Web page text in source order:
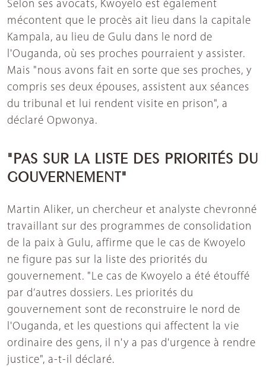
Selon ses avocats, Kwoyelo est également
mécontent que le procès ait lieu dans la capitale
Kampala, au lieu de Gulu dans le nord de
l'Ouganda, où ses proches pourraient y assister.
Mais "nous avons fait en sorte que ses proches, y
compris ses deux épouses, assistent aux séances
du tribunal et lui rendent visite en prison", a
déclaré Opwonya.
"PAS SUR LA LISTE DES PRIORITÉS DU
GOUVERNEMENT"
Martin Aliker, un chercheur et analyste chevronné
travaillant sur des programmes de consolidation
de la paix à Gulu, affirme que le cas de Kwoyelo
ne figure pas sur la liste des priorités du
gouvernement. "Le cas de Kwoyelo a été étouffé
par d’autres dossiers. Les priorités du
gouvernement sont de reconstruire le nord de
l'Ouganda, et les questions qui affectent la vie
ordinaire des gens, il n'y a pas d'urgence à rendre
justice", a-t-il déclaré.